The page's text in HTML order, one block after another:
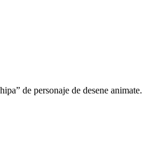
de personaje de desene animate.